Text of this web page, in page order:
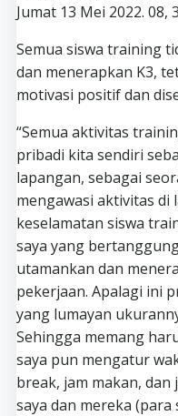
Jumat 13 Mei 2022.
Semua siswa training
dan menerapkan K3,
motivasi positif dan
“Semua aktivitas
pribadi kita sendiri
lapangan, sebagai
mengawasi aktivitas di
keselamatan siswa
saya yang
utamankan dan
pekerjaan. Apalagi ini
yang lumayan
Sehingga memang
saya pun mengatur
break, jam makan,
saya dan mereka